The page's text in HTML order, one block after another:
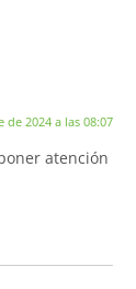
2024 a las 08:07
atención